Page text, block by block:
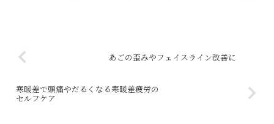
あごの歪みやフェイスライン改善に
寒暖差で頭痛やだるくなる寒暖差疲労の
セルフケア